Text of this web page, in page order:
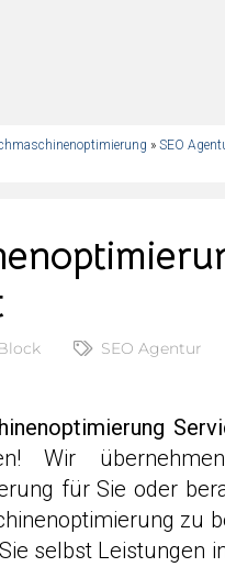
» SEO
SEO Agentur
Wir
für Sie oder
zu
selbst Leistungen